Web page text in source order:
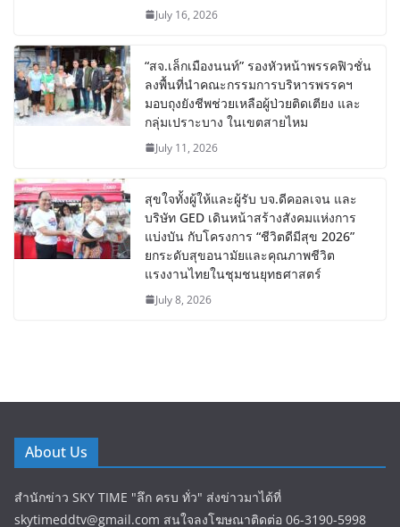
July 16, 2026
“สจ.เล็กเมืองนนท์” รองหัวหน้าพรรคฟิวชั่น
ลงพื้นที่นำคณะกรรมการบริหารพรรคฯ
มอบถุงยังชีพช่วยเหลือผู้ป่วยติดเตียง และ
กลุ่มเปราะบาง ในเขตสายไหม
July 11, 2026
สุขใจทั้งผู้ให้และผู้รับ บจ.ดีคอลเจน และ
บริษัท GED เดินหน้าสร้างสังคมแห่งการ
แบ่งบัน​ กับโครงการ “ชีวิตดีมีสุข 2026”
ยกระดับสุขอนามัยและคุณภาพชีวิต
แรงงานไทยในชุมชนยุทธศาสตร์
July 8, 2026
About Us
สำนักข่าว SKY TIME "ลึก ครบ ทั่ว" ส่งข่าวมาได้ที่
skytimeddtv@gmail.com สนใจลงโฆษณาติดต่อ 06-3190-5998